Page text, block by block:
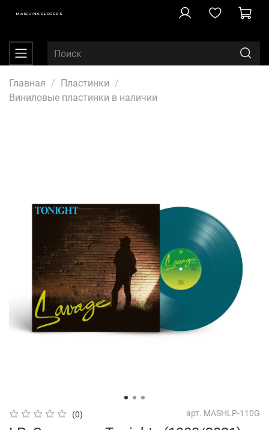
MASCHINA RECORDS
Главная
Пластинки
Виниловые пластинки в наличии
(0) арт. MASHLP-110G